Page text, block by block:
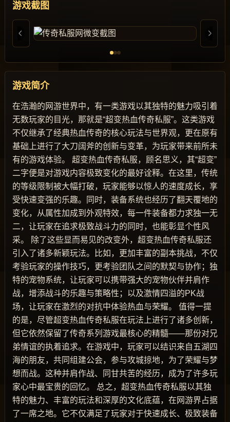
游戏截图
游戏简介
在浩瀚的网游世界中，有一类游戏以其独特的魅力吸引着
无数玩家的目光，那就是“超变热血传奇私服”。这类游戏
不仅继承了经典热血传奇的核心玩法与世界观，更在原有
基础上进行了大刀阔斧的创新与变革，为玩家带来前所未
有的游戏体验。 超变热血传奇私服，顾名思义，其“超变”
二字便是对游戏内容极致变化的最好诠释。在这里，传统
的等级限制被大幅打破，玩家能够以惊人的速度成长，享
受快速变强的乐趣。同时，装备系统也经历了翻天覆地的
变化，从属性加成到外观特效，每一件装备都力求独一无
二，让玩家在追求极致战斗力的同时，也能彰显个性风
采。 除了这些显而易见的改变外，超变热血传奇私服还
引入了诸多新颖玩法。比如，更加丰富的副本挑战，不仅
考验玩家的操作技巧，更考验团队之间的默契与协作；独
特的宠物系统，让玩家可以携带强大的宠物伙伴并肩作
战，增添战斗的乐趣与策略性；以及激情四溢的PK战
场，让玩家在激烈的对抗中体验热血与荣耀。 值得一提
的是，尽管超变热血传奇私服在玩法上进行了诸多创新，
但它依然保留了传奇系列游戏最核心的精髓——那份对兄
弟情谊的执着追求。在游戏中，玩家可以结识来自五湖四
海的朋友，共同组建公会，参与攻城掠地，为了荣耀与梦
想而战。这种并肩作战、同甘共苦的经历，成为了许多玩
家心中最宝贵的回忆。 总之，超变热血传奇私服以其独
特的魅力、丰富的玩法和深厚的文化底蕴，在网游界占据
了一席之地。它不仅满足了玩家对于快速成长、极致装备